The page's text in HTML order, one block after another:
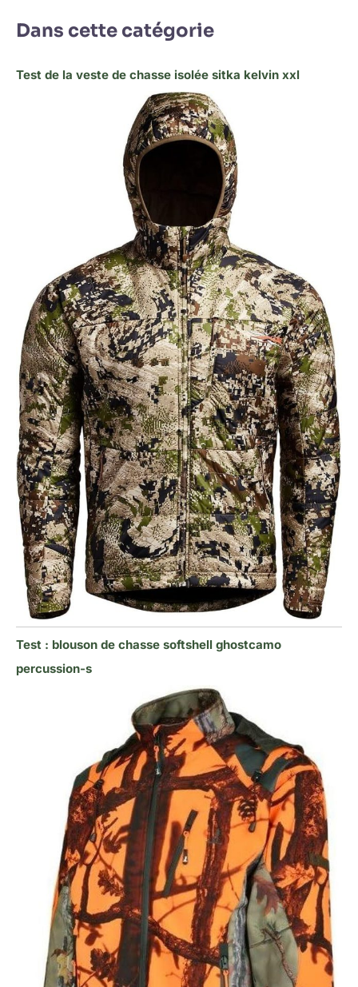
Dans cette catégorie
Test de la veste de chasse isolée sitka kelvin xxl
Test : blouson de chasse softshell ghostcamo
percussion-s